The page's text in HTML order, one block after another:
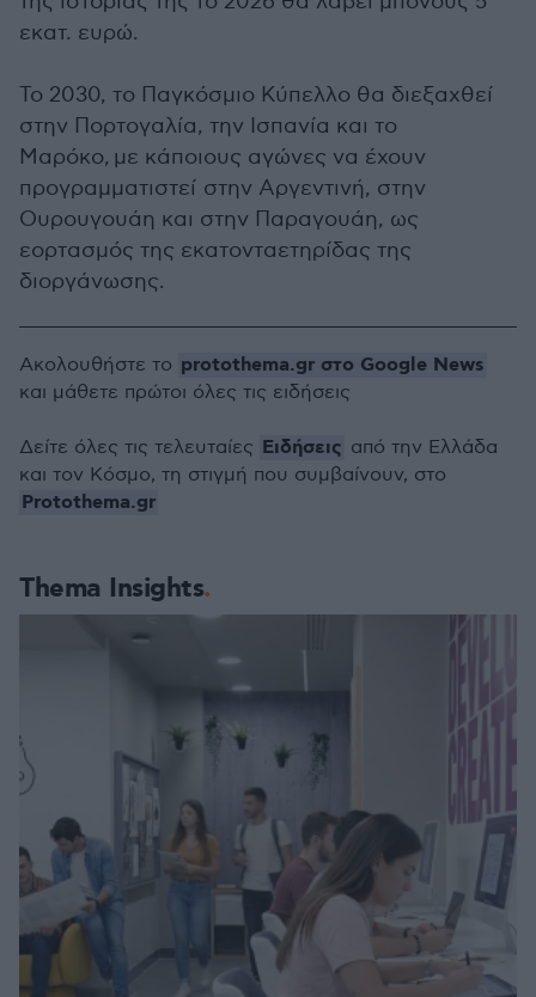
εκατ. ευρώ.
Το 2030, το Παγκόσμιο Κύπελλο θα διεξαχθεί
στην Πορτογαλία, την Ισπανία και το
Μαρόκο, με κάποιους αγώνες να έχουν
προγραμματιστεί στην Αργεντινή, στην
Ουρουγουάη και στην Παραγουάη, ως
εορτασμός της εκατονταετηρίδας της
διοργάνωσης.
Thema Insights
Ακολουθήστε το protothema.gr στο Google News
και μάθετε πρώτοι όλες τις ειδήσεις
Δείτε όλες τις τελευταίες Ειδήσεις από την Ελλάδα
και τον Κόσμο, τη στιγμή που συμβαίνουν, στο
Protothema.gr